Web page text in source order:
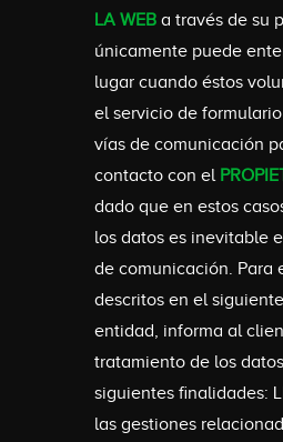
LA WEBa través de su
únicamente puede
lugar cuando éstos
el servicio de
vías de comunicación
contacto con el
dado que en estos
los datos es inevitable
de comunicación. Para
descritos en el
entidad, informa al
tratamiento de los
siguientes finalidades:
las gestiones